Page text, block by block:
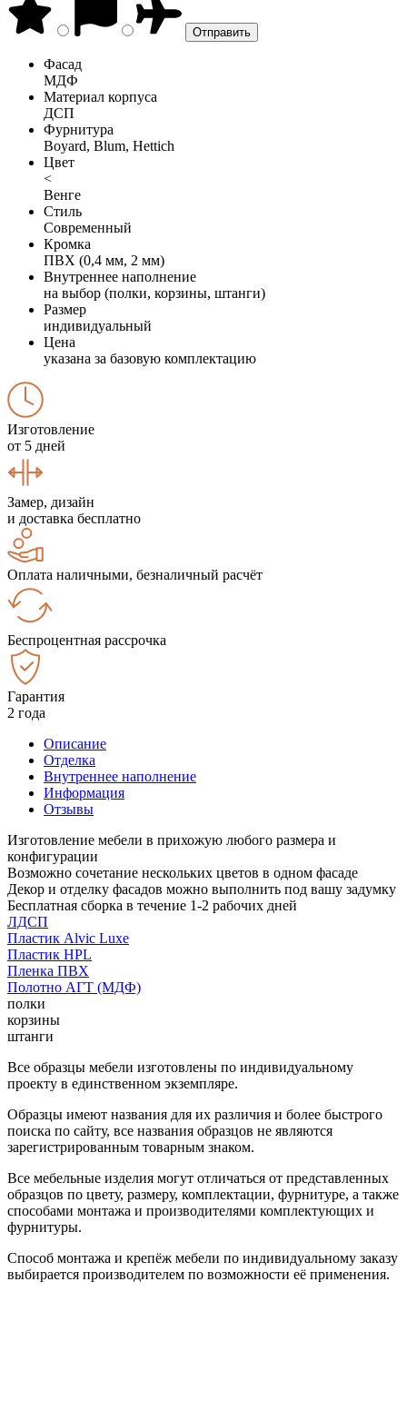
Фасад
МДФ
Материал корпуса
ДСП
Фурнитура
Boyard, Blum, Hettich
Цвет
<
Венге
Стиль
Современный
Кромка
ПВХ (0,4 мм, 2 мм)
Внутреннее наполнение
на выбор (полки, корзины, штанги)
Размер
индивидуальный
Цена
указана за базовую комплектацию
Изготовление
от 5 дней
Замер, дизайн
и доставка бесплатно
Оплата наличными, безналичный расчёт
Беспроцентная рассрочка
Гарантия
2 года
Описание
Отделка
Внутреннее наполнение
Информация
Отзывы
Изготовление мебели в прихожую любого размера и
конфигурации
Возможно сочетание нескольких цветов в одном фасаде
Декор и отделку фасадов можно выполнить под вашу задумку
Бесплатная сборка в течение 1-2 рабочих дней
ЛДСП
Пластик Alvic Luxe
Пластик HPL
Пленка ПВХ
Полотно АГТ (МДФ)
полки
корзины
штанги
Все образцы мебели изготовлены по индивидуальному
проекту в единственном экземпляре.
Образцы имеют названия для их различия и более быстрого
поиска по сайту, все названия образцов не являются
зарегистрированным товарным знаком.
Все мебельные изделия могут отличаться от представленных
образцов по цвету, размеру, комплектации, фурнитуре, а также
способами монтажа и производителями комплектующих и
фурнитуры.
Способ монтажа и крепёж мебели по индивидуальному заказу
выбирается производителем по возможности её применения.